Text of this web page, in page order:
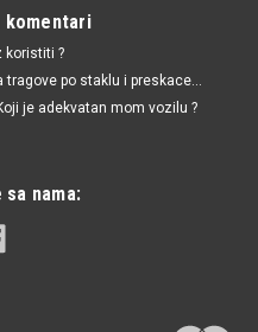
komentari
koristiti ?
po staklu i preskace...
je adekvatan mom vozilu ?
nama: